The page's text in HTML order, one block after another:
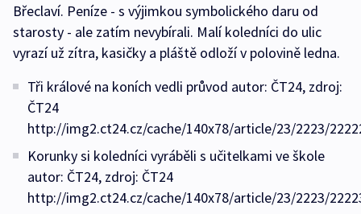
Břeclaví. Peníze - s výjimkou symbolického daru od
starosty - ale zatím nevybírali. Malí koledníci do ulic
vyrazí už zítra, kasičky a pláště odloží v polovině ledna.
Tři králové na koních vedli průvod autor: ČT24, zdroj:
ČT24
http://img2.ct24.cz/cache/140x78/article/23/2223/
Korunky si koledníci vyráběli s učitelkami ve škole
autor: ČT24, zdroj: ČT24
http://img2.ct24.cz/cache/140x78/article/23/2223/